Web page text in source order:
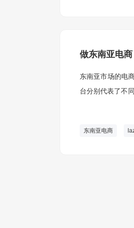
做东南亚电
东南亚市场的电
台分别代表了不
东南亚电商